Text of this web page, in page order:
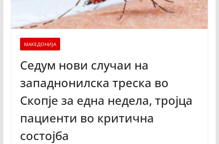
МАКЕДОНИЈА
Седум нови случаи на
западнонилска треска во
Скопје за една недела, тројца
пациенти во критична
состојба